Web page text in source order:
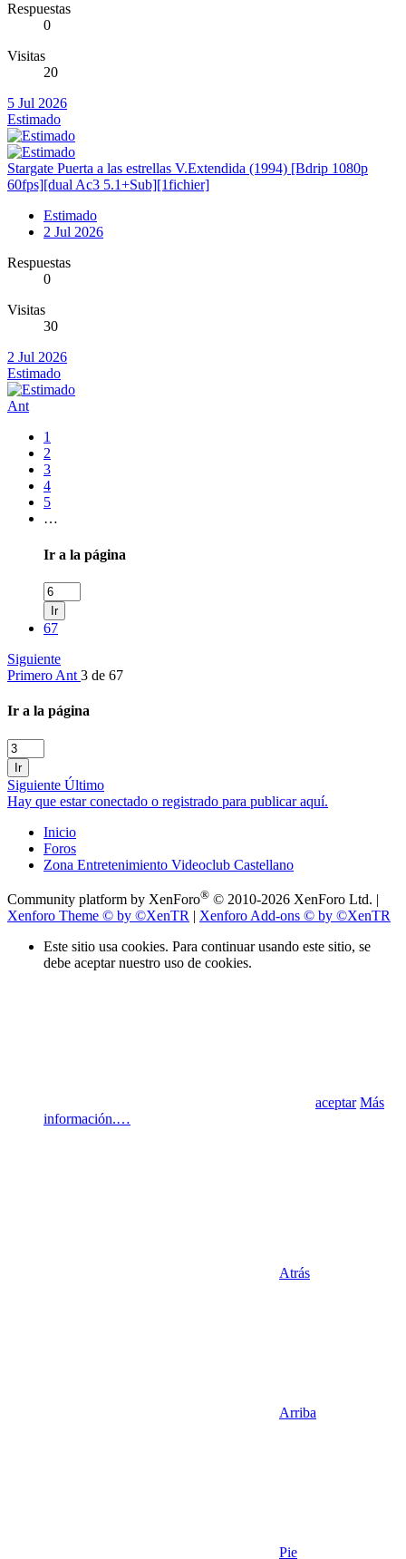
Respuestas
0
Visitas
20
5 Jul 2026
Estimado
Stargate Puerta a las estrellas V.Extendida (1994) [Bdrip 1080p
60fps][dual Ac3 5.1+Sub][1fichier]
Estimado
2 Jul 2026
Respuestas
0
Visitas
30
2 Jul 2026
Estimado
Ant
1
2
3
4
5
…
Ir a la página
Ir
67
Siguiente
Primero Ant 3 de 67
Ir a la página
Ir
Siguiente Último
Hay que estar conectado o registrado para publicar aquí.
Inicio
Foros
Zona Entretenimiento Videoclub Castellano
Community platform by XenForo® © 2010-2026 XenForo Ltd. |
Xenforo Theme © by ©XenTR | Xenforo Add-ons © by ©XenTR
Este sitio usa cookies. Para continuar usando este sitio, se
debe aceptar nuestro uso de cookies.
aceptar Más
información.…
Atrás
Arriba
Pie